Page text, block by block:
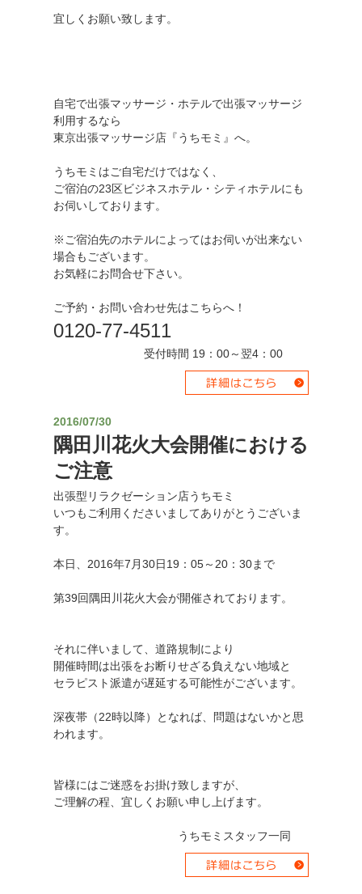
宜しくお願い致します。
自宅で出張マッサージ・ホテルで出張マッサージ
利用するなら
東京出張マッサージ店『うちモミ』へ。
うちモミはご自宅だけではなく、
ご宿泊の23区ビジネスホテル・シティホテルにも
お伺いしております。
※ご宿泊先のホテルによってはお伺いが出来ない
場合もございます。
お気軽にお問合せ下さい。
ご予約・お問い合わせ先はこちらへ！
0120-77-4511
受付時間 19：00～翌4：00
2016/07/30
隅田川花火大会開催における
ご注意
出張型リラクゼーション店うちモミ
いつもご利用くださいましてありがとうございま
す。
本日、2016年7月30日19：05～20：30まで
第39回隅田川花火大会が開催されております。
それに伴いまして、道路規制により
開催時間は出張をお断りせざる負えない地域と
セラピスト派遣が遅延する可能性がございます。
深夜帯（22時以降）となれば、問題はないかと思
われます。
皆様にはご迷惑をお掛け致しますが、
ご理解の程、宜しくお願い申し上げます。
うちモミスタッフ一同